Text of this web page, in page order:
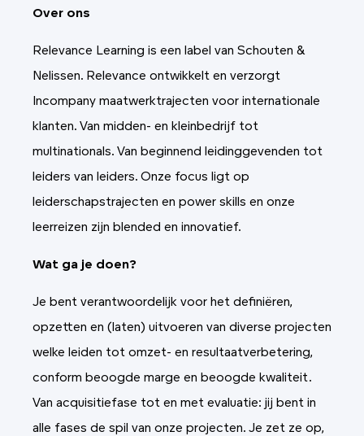
Over ons
Relevance Learning is een label van Schouten &
Nelissen. Relevance ontwikkelt en verzorgt
Incompany maatwerktrajecten voor internationale
klanten. Van midden- en kleinbedrijf tot
multinationals. Van beginnend leidinggevenden tot
leiders van leiders. Onze focus ligt op
leiderschapstrajecten en power skills en onze
leerreizen zijn blended en innovatief.
Wat ga je doen?
Je bent verantwoordelijk voor het definiëren,
opzetten en (laten) uitvoeren van diverse projecten
welke leiden tot omzet- en resultaatverbetering,
conform beoogde marge en beoogde kwaliteit.
Van acquisitiefase tot en met evaluatie: jij bent in
alle fases de spil van onze projecten. Je zet ze op,